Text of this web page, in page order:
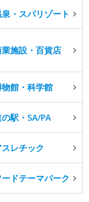
・スパリゾート
施設・百貨店
館・科学館
駅・SA/PA
スレチック
ードテーマパーク